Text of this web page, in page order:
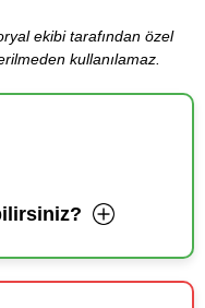
ekibi tarafından özel
kullanılamaz.